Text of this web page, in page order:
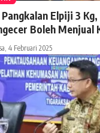
Elpiji 3
Boleh Menjual
4 Februari 2025